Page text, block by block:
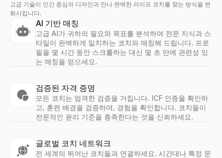
고급 기술이 인간 중심의 디자인과 만나 완벽한 라이프 코치를 찾는 방식을 변
화시킵니다.
AI 기반 매칭
고급 AI가 귀하의 필요와 목표를 분석하여 전문 지식과 스
타일이 완벽하게 일치하는 코치와 매칭해 드립니다. 프로
필을 몇 시간 동안 스크롤하는 대신 몇 초 만에 관련성 있
는 매칭을 얻으세요.
검증된 자격 증명
모든 코치는 엄격한 검증을 거칩니다. ICF 인증을 확인하
고, 훈련 배경을 검증하며, 경험을 확인합니다. 코치들이
전문적인 윤리 기준을 충족한다는 것을 신뢰하세요.
글로벌 코치 네트워크
전 세계의 뛰어난 코치들과 연결하세요. 시간대나 특정 문